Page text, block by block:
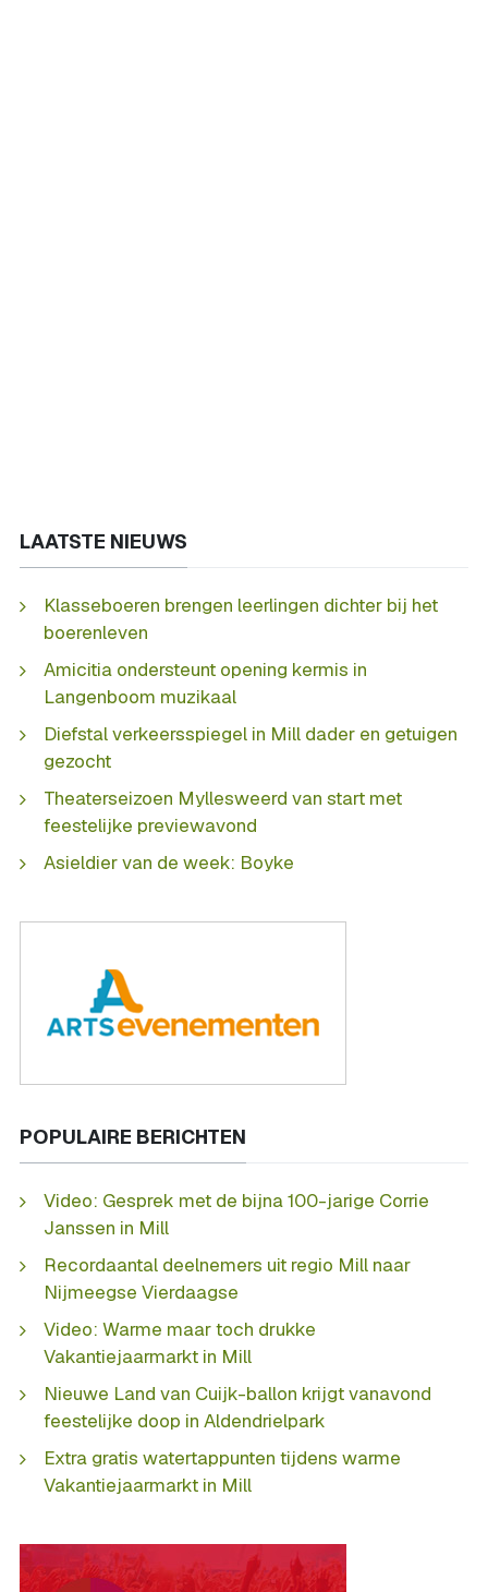
LAATSTE NIEUWS
Klasseboeren brengen leerlingen dichter bij het
boerenleven
Amicitia ondersteunt opening kermis in
Langenboom muzikaal
Diefstal verkeersspiegel in Mill dader en getuigen
gezocht
Theaterseizoen Myllesweerd van start met
feestelijke previewavond
Asieldier van de week: Boyke
POPULAIRE BERICHTEN
Video: Gesprek met de bijna 100-jarige Corrie
Janssen in Mill
Recordaantal deelnemers uit regio Mill naar
Nijmeegse Vierdaagse
Video: Warme maar toch drukke
Vakantiejaarmarkt in Mill
Nieuwe Land van Cuijk-ballon krijgt vanavond
feestelijke doop in Aldendrielpark
Extra gratis watertappunten tijdens warme
Vakantiejaarmarkt in Mill